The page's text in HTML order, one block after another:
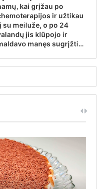
kai grįžau po
ir užtikau
su meiluže, o po 24
jis klūpojo ir
manęs sugrįžti…